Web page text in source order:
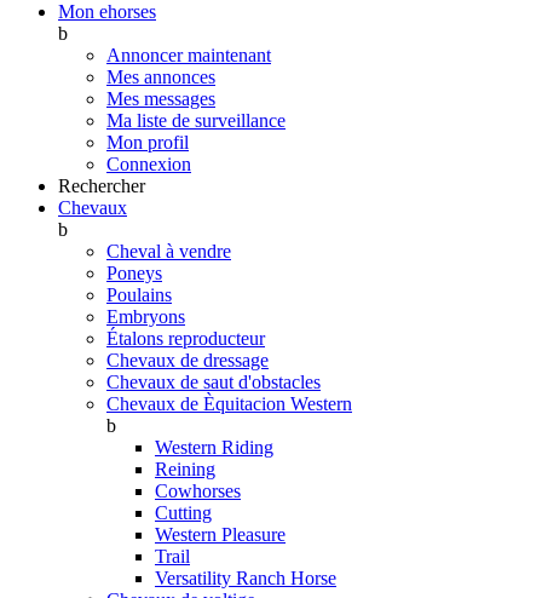
Mon ehorses
b
Annoncer maintenant
Mes annonces
Mes messages
Ma liste de surveillance
Mon profil
Connexion
Rechercher
Chevaux
b
Cheval à vendre
Poneys
Poulains
Embryons
Étalons reproducteur
Chevaux de dressage
Chevaux de saut d'obstacles
Chevaux de Èquitacion Western
b
Western Riding
Reining
Cowhorses
Cutting
Western Pleasure
Trail
Versatility Ranch Horse